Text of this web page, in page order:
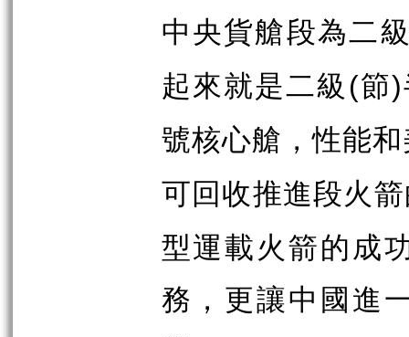
中央貨艙段為二
起來就是二級 (節)
號核心艙，性能
可回收推進段火
型運載火箭的成
務，更讓中國進